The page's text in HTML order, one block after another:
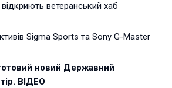
ветеранський хаб
Sigma Sports та Sony G-Master
новий Державний
ВІДЕО